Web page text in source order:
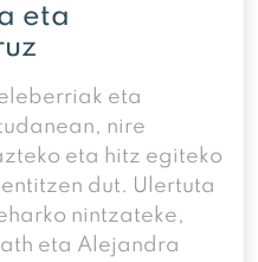
eta
eta
nire
eta hitz egiteko
dut. Ulertuta
nintzateke,
eta Alejandra